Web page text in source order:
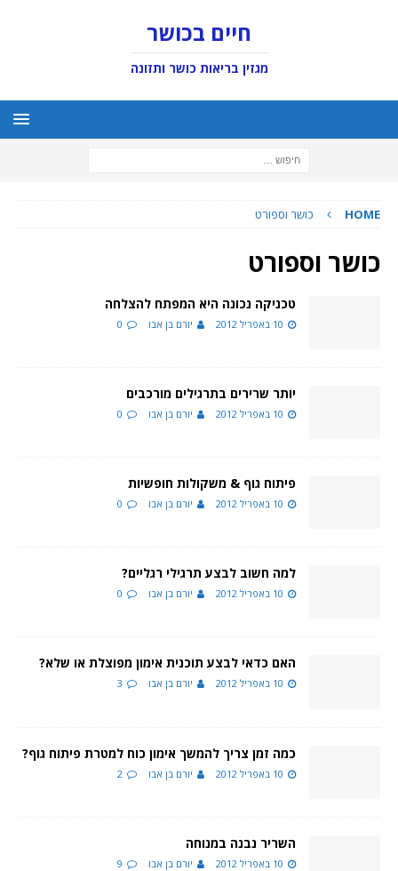
חיים בכושר
מגזין בריאות כושר ותזונה
HOME כושר וספורט
כושר וספורט
טכניקה נכונה היא המפתח להצלחה
10 באפריל 2012 יורם בן אבו 0
יותר שרירים בתרגילים מורכבים
10 באפריל 2012 יורם בן אבו 0
פיתוח גוף & משקולות חופשיות
10 באפריל 2012 יורם בן אבו 0
למה חשוב לבצע תרגילי רגליים?
10 באפריל 2012 יורם בן אבו 0
האם כדאי לבצע תוכנית אימון מפוצלת או שלא?
10 באפריל 2012 יורם בן אבו 3
כמה זמן צריך להמשך אימון כוח למטרת פיתוח גוף?
10 באפריל 2012 יורם בן אבו 2
השריר נבנה במנוחה
10 באפריל 2012 יורם בן אבו 9